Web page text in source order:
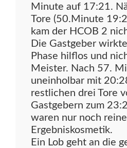
Minute auf 17:21.
Tore (50.Minute
kam der HCOB 2
Die Gastgeber
Phase hilflos und
Meister. Nach 57.
uneinholbar mit
restlichen drei Tore
Gastgebern zum
waren nur noch reine
Ergebniskosmetik.
Ein Lob geht an die